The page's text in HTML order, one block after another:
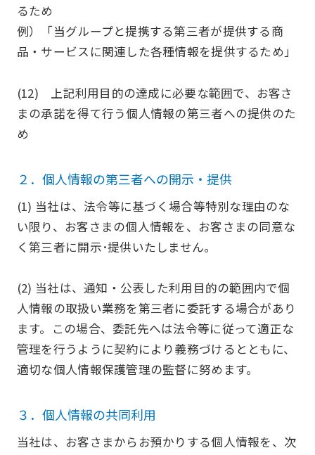
るため
例）「当グループと提携する第三者が提供する商
品・サービスに関連した各種情報を提供するため」
(12) 上記利用目的の達成に必要な範囲で、お客さ
まの承諾を得て行う個人情報の第三者への提供のた
め
２．個人情報の第三者への開示・提供
(1) 当社は、法令等に基づく場合等特別な理由のな
い限り、お客さまの個人情報を、お客さまの同意な
く第三者に開示･提供いたしません。
(2) 当社は、通知・公表した利用目的の範囲内で個
人情報の取扱い業務を第三者に委託する場合があり
ます。この場合、委託先へは法令等に従って適正な
管理を行うように契約により義務づけるとともに、
適切な個人情報保護管理の監督に努めます。
３．個人情報の共同利用
当社は、お客さまからお預かりする個人情報を、次